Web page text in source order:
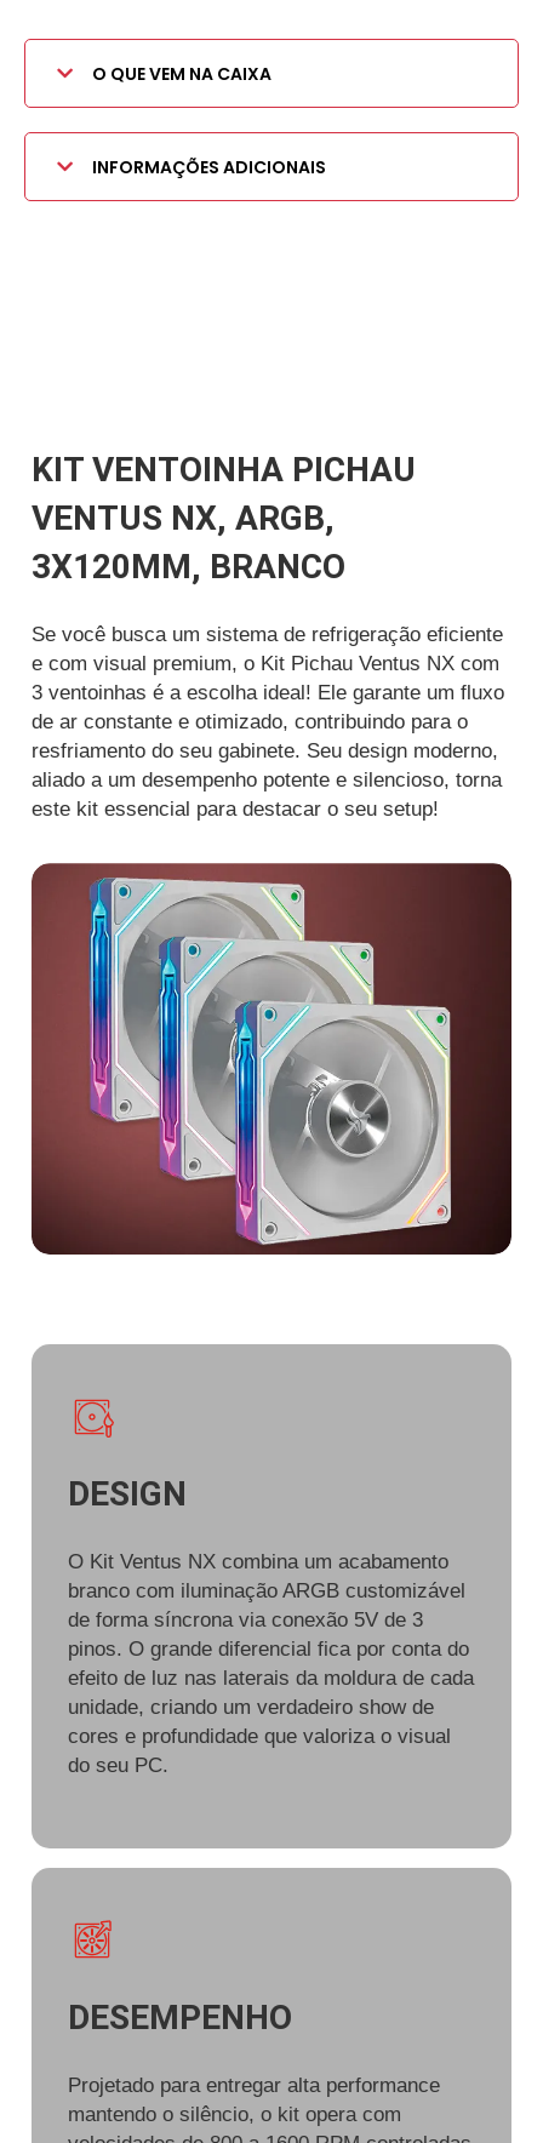
O QUE VEM NA CAIXA
INFORMAÇÕES ADICIONAIS
KIT VENTOINHA PICHAU
VENTUS NX, ARGB,
3X120MM, BRANCO
Se você busca um sistema de refrigeração eficiente
e com visual premium, o Kit Pichau Ventus NX com
3 ventoinhas é a escolha ideal! Ele garante um fluxo
de ar constante e otimizado, contribuindo para o
resfriamento do seu gabinete. Seu design moderno,
aliado a um desempenho potente e silencioso, torna
este kit essencial para destacar o seu setup!
DESIGN
O Kit Ventus NX combina um acabamento
branco com iluminação ARGB customizável
de forma síncrona via conexão 5V de 3
pinos. O grande diferencial fica por conta do
efeito de luz nas laterais da moldura de cada
unidade, criando um verdadeiro show de
cores e profundidade que valoriza o visual
do seu PC.
DESEMPENHO
Projetado para entregar alta performance
mantendo o silêncio, o kit opera com